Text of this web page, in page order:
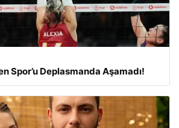
Spor’u Deplasmanda Aşamadı!